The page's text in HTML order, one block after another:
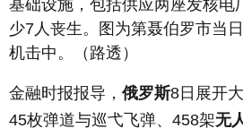
基础设施，包括供应两座发核电
少7人丧生。图为第聂伯罗市当
机击中。（路透）
金融时报报导， 俄罗斯8日展开
45枚弹道与巡弋飞弹、458架无